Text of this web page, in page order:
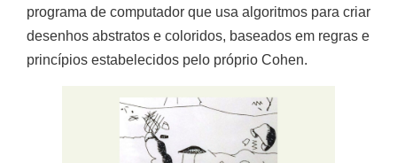
programa de computador que usa algoritmos para criar
desenhos abstratos e coloridos, baseados em regras e
princípios estabelecidos pelo próprio Cohen.